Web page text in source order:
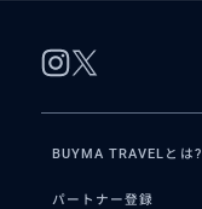
BUYMA TRAVELとは?
パートナー登録